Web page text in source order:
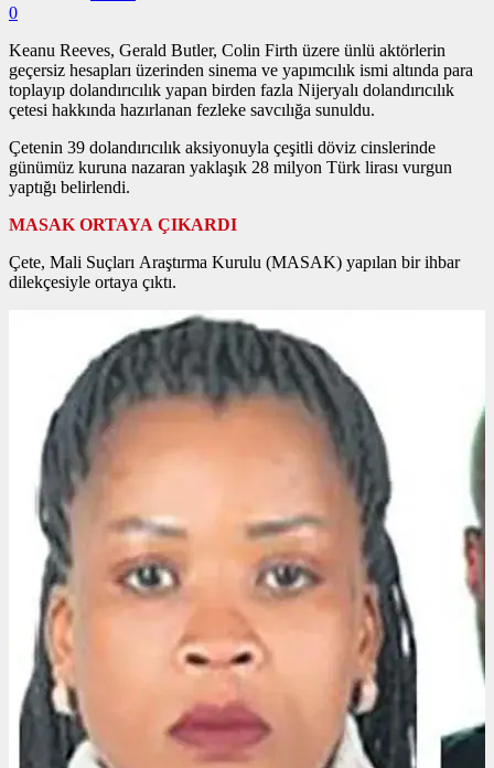
0
Keanu Reeves, Gerald Butler, Colin Firth üzere ünlü aktörlerin
geçersiz hesapları üzerinden sinema ve yapımcılık ismi altında para
toplayıp dolandırıcılık yapan birden fazla Nijeryalı dolandırıcılık
çetesi hakkında hazırlanan fezleke savcılığa sunuldu.
Çetenin 39 dolandırıcılık aksiyonuyla çeşitli döviz cinslerinde
günümüz kuruna nazaran yaklaşık 28 milyon Türk lirası vurgun
yaptığı belirlendi.
MASAK ORTAYA ÇIKARDI
Çete, Mali Suçları Araştırma Kurulu (MASAK) yapılan bir ihbar
dilekçesiyle ortaya çıktı.